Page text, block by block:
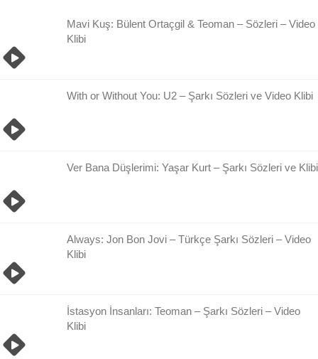
Mavi Kuş: Bülent Ortaçgil & Teoman – Sözleri – Video
Klibi
With or Without You: U2 – Şarkı Sözleri ve Video Klibi
Ver Bana Düşlerimi: Yaşar Kurt – Şarkı Sözleri ve Klibi
Always: Jon Bon Jovi – Türkçe Şarkı Sözleri – Video
Klibi
İstasyon İnsanları: Teoman – Şarkı Sözleri – Video
Klibi